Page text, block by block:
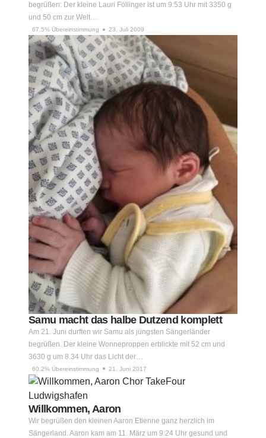
begrüßen: Der kleine Lauri Föllinger ist um 9:53 Uhr mit 3350 g
und 50 cm zur Welt…
67.5% Übereinstimmung 23. Juli 2009
Samu macht das halbe Dutzend komplett
Am 21. Juni durften wir Samu als jüngsten Sängerländer
begrüßen. Der kleine Wonneproppen erblickte mit 52 cm und
3630 g um 8.34 Uhr das Licht der…
60.2% Übereinstimmung 21. Juni 2017
Willkommen, Aaron
Wir begrüßen den kleinen Aaron Etienne ganz herzlich im
Sängerland. Aaron kam am 11. März um 9:24 Uhr gesund und